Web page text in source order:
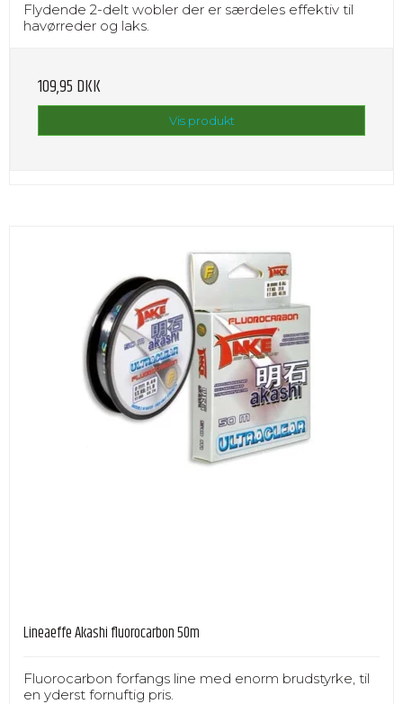
Flydende 2-delt wobler der er særdeles effektiv til
havørreder og laks.
109,95 DKK
Vis produkt
Lineaeffe Akashi fluorocarbon 50m
Fluorocarbon forfangs line med enorm brudstyrke, til
en yderst fornuftig pris.